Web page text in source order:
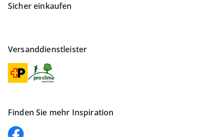
Sicher einkaufen
Versanddienstleister
Finden Sie mehr Inspiration